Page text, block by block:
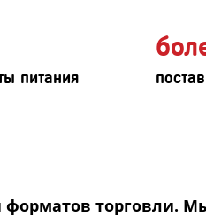
питания
торговли.